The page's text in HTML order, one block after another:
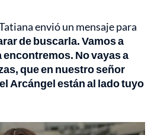
envió un mensaje para
de buscarla. Vamos a
encontremos. No vayas a
que en nuestro señor
Arcángel están al lado tuyo